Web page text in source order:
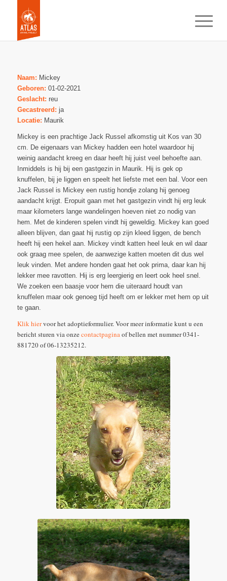
Naam: Mickey
Geboren: 01-02-2021
Geslacht: reu
Gecastreerd: ja
Locatie: Maurik
Mickey is een prachtige Jack Russel afkomstig uit Kos van 30
cm. De eigenaars van Mickey hadden een hotel waardoor hij
weinig aandacht kreeg en daar heeft hij juist veel behoefte aan.
Inmiddels is hij bij een gastgezin in Maurik. Hij is gek op
knuffelen, bij je liggen en speelt het liefste met een bal. Voor een
Jack Russel is Mickey een rustig hondje zolang hij genoeg
aandacht krijgt. Eropuit gaan met het gastgezin vindt hij erg leuk
maar kilometers lange wandelingen hoeven niet zo nodig van
hem. Met de kinderen spelen vindt hij geweldig. Mickey kan goed
alleen blijven, dan gaat hij rustig op zijn kleed liggen, de bench
heeft hij een hekel aan. Mickey vindt katten heel leuk en wil daar
ook graag mee spelen, de aanwezige katten moeten dit dus wel
leuk vinden. Met andere honden gaat het ook prima, daar kan hij
lekker mee ravotten. Hij is erg leergierig en leert ook heel snel.
We zoeken een baasje voor hem die uiteraard houdt van
knuffelen maar ook genoeg tijd heeft om er lekker met hem op uit
te gaan.
Klik hiervoor het adoptieformulier. Voor meer informatie kunt u een
bericht sturen via onzecontactpaginaof bellen met nummer 0341-
881720 of 06-13235212.